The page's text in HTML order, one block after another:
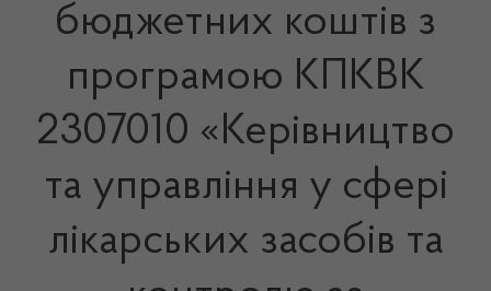
бюджетних коштів з
програмою КПКВК
2307010 «Керівництво
та управління у сфері
лікарських засобів та